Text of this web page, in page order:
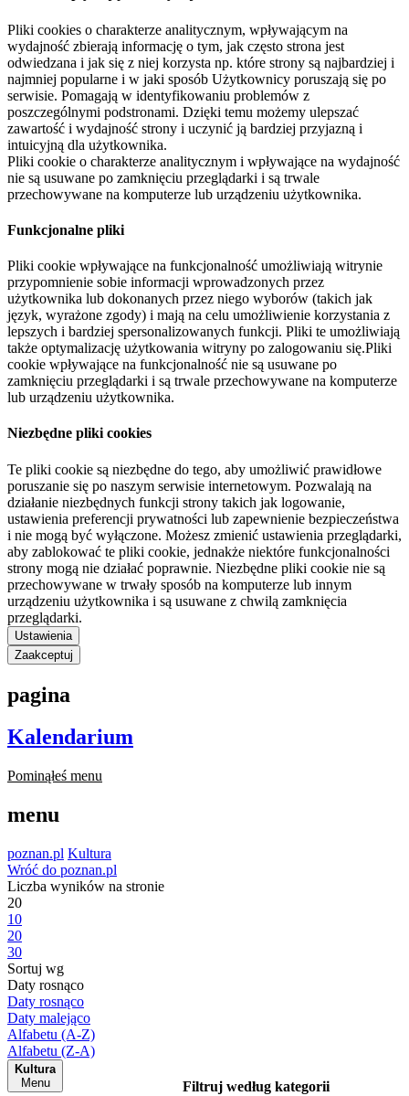
Pliki cookies o charakterze analitycznym, wpływającym na
wydajność zbierają informację o tym, jak często strona jest
odwiedzana i jak się z niej korzysta np. które strony są najbardziej i
najmniej popularne i w jaki sposób Użytkownicy poruszają się po
serwisie. Pomagają w identyfikowaniu problemów z
poszczególnymi podstronami. Dzięki temu możemy ulepszać
zawartość i wydajność strony i uczynić ją bardziej przyjazną i
intuicyjną dla użytkownika.
Pliki cookie o charakterze analitycznym i wpływające na wydajność
nie są usuwane po zamknięciu przeglądarki i są trwale
przechowywane na komputerze lub urządzeniu użytkownika.
Funkcjonalne pliki
Pliki cookie wpływające na funkcjonalność umożliwiają witrynie
przypomnienie sobie informacji wprowadzonych przez
użytkownika lub dokonanych przez niego wyborów (takich jak
język, wyrażone zgody) i mają na celu umożliwienie korzystania z
lepszych i bardziej spersonalizowanych funkcji. Pliki te umożliwiają
także optymalizację użytkowania witryny po zalogowaniu się.Pliki
cookie wpływające na funkcjonalność nie są usuwane po
zamknięciu przeglądarki i są trwale przechowywane na komputerze
lub urządzeniu użytkownika.
Niezbędne pliki cookies
Te pliki cookie są niezbędne do tego, aby umożliwić prawidłowe
poruszanie się po naszym serwisie internetowym. Pozwalają na
działanie niezbędnych funkcji strony takich jak logowanie,
ustawienia preferencji prywatności lub zapewnienie bezpieczeństwa
i nie mogą być wyłączone. Możesz zmienić ustawienia przeglądarki,
aby zablokować te pliki cookie, jednakże niektóre funkcjonalności
strony mogą nie działać poprawnie. Niezbędne pliki cookie nie są
przechowywane w trwały sposób na komputerze lub innym
urządzeniu użytkownika i są usuwane z chwilą zamknięcia
przeglądarki.
Ustawienia
Zaakceptuj
pagina
Kalendarium
Pominąłeś menu
menu
poznan.pl Kultura
Wróć do poznan.pl
Liczba wyników na stronie
20
10
20
30
Sortuj wg
Daty rosnąco
Daty rosnąco
Daty malejąco
Alfabetu (A-Z)
Alfabetu (Z-A)
Kultura
Menu
Filtruj według kategorii